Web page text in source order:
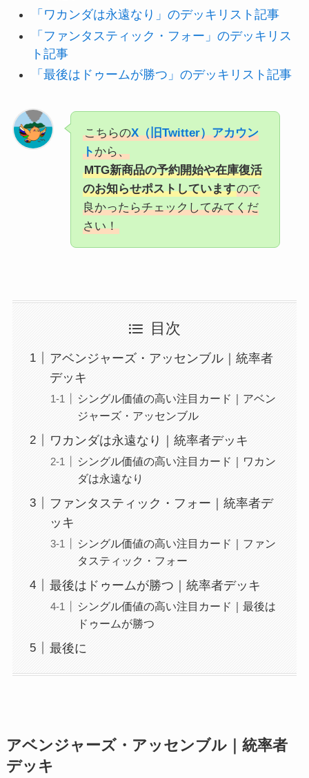
「ワカンダは永遠なり」のデッキリスト記事
「ファンタスティック・フォー」のデッキリス
ト記事
「最後はドゥームが勝つ」のデッキリスト記事
こちらのX（旧Twitter）アカウン
トから、
MTG新商品の予約開始や在庫復活
のお知らせポストしていますので
良かったらチェックしてみてくだ
さい！
目次
アベンジャーズ・アッセンブル｜統率者
デッキ
シングル価値の高い注目カード｜アベン
ジャーズ・アッセンブル
ワカンダは永遠なり｜統率者デッキ
シングル価値の高い注目カード｜ワカン
ダは永遠なり
ファンタスティック・フォー｜統率者デ
ッキ
シングル価値の高い注目カード｜ファン
タスティック・フォー
最後はドゥームが勝つ｜統率者デッキ
シングル価値の高い注目カード｜最後は
ドゥームが勝つ
最後に
アベンジャーズ・アッセンブル｜統率者
デッキ